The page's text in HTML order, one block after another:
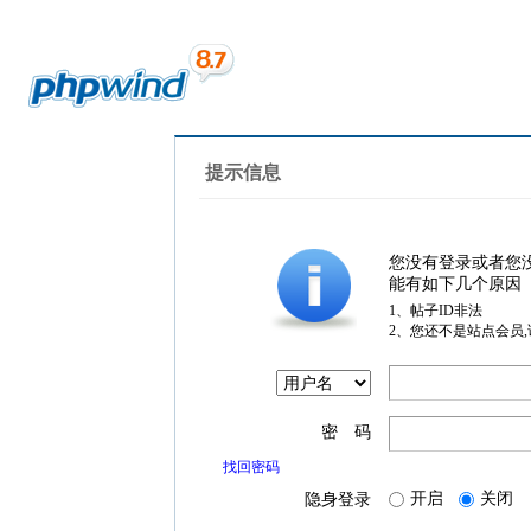
提示信息
您没有登录或者您
能有如下几个原因
1、帖子ID非法
2、您还不是站点会员
密 码
找回密码
隐身登录 开启 关闭